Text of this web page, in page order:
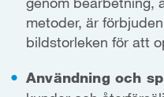
metoder, är
bildstorleken för att
Användning och